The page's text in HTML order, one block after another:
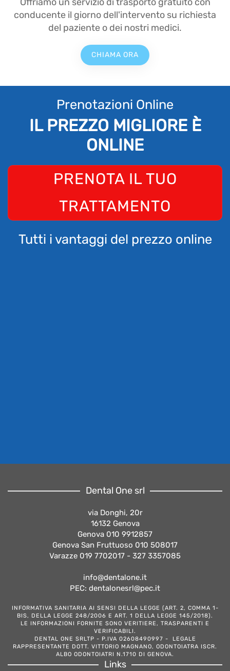
Offriamo un servizio di trasporto gratuito con
conducente il giorno dell'intervento su richiesta
del paziente o dei nostri medici.
CHIAMA ORA
Prenotazioni Online
IL PREZZO MIGLIORE È
ONLINE
PRENOTA IL TUO
TRATTAMENTO
Tutti i vantaggi del prezzo online
Dental One srl
via Donghi, 20r
16132 Genova
Genova 010 9912857
Genova San Fruttuoso 010 508017
Varazze 019 7702017 - 327 3357085
info@dentalone.it
PEC: dentalonesrl@pec.it
INFORMATIVA SANITARIA AI SENSI DELLA LEGGE (ART. 2, COMMA 1-
BIS, DELLA LEGGE 248/2006 E ART. 1 DELLA LEGGE 145/2018).
LE INFORMAZIONI FORNITE SONO VERITIERE, TRASPARENTI E
VERIFICABILI.
DENTAL ONE SRLTP - P.IVA 02608490997 - LEGALE
RAPPRESENTANTE DOTT. VITTORIO MAGNANO, ODONTOIATRA ISCR.
ALBO ODONTOIATRI N.1710 DI GENOVA.
Links